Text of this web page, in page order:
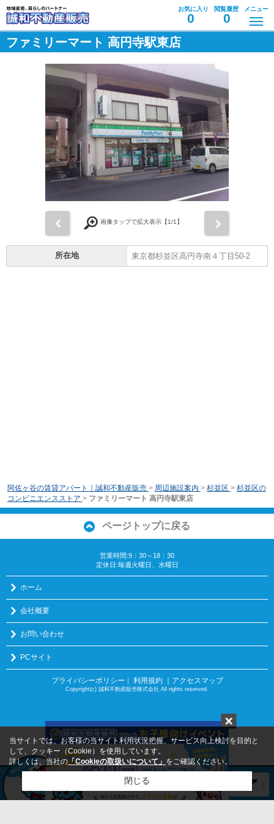
お気に入り
0
閲覧履歴
0
メニュー
ファミリーマート 高円寺駅東店
画像タップで拡大表示【1/1】
所在地 東京都杉並区高円寺南４丁目50-2
阿佐ヶ谷の賃貸アパート｜誠和不動産販売 > 周辺施設案内 > 杉並区 > 杉並区の
コンビニエンスストア > ファミリーマート 高円寺駅東店
ページトップに戻る
営業時間:9：30～18：30
定休日:毎週火曜日、水曜日
ホーム
会社概要
お問い合わせ
PCサイト
プライバシーポリシー ｜ 利用規約 ｜アクセスマップ
Copyright(c) 誠和不動産販売株式会社 All rights reserved.
当サイトでは、お客様の当サイト利用状況把握、サービス向上検討を目的と
して、クッキー（Cookie）を使用しています。
詳しくは、当社の「Cookieの取扱いについて」 をご確認ください。
閉じる